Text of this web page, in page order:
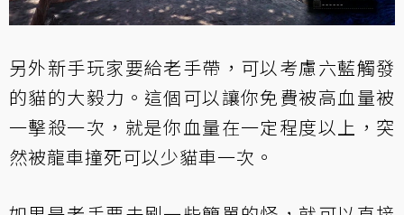
另外新手玩家要給老手帶，可以考慮六藍觸發
的貓的大毅力。這個可以讓你免費被高血量被
一擊殺一次，就是你血量在一定程度以上，突
然被龍車撞死可以少貓車一次。